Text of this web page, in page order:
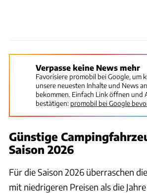
Verpasse keine News mehr
Favorisiere promobil bei Google, um
unsere neuesten Inhalte und News
bekommen. Einfach Link öffnen und
bestätigen: promobil bei Google
Günstige
Saison 2026
Für die Saison 2026 überraschen
mit niedrigeren Preisen als die